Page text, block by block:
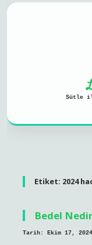
Sütle
Etiket: 2024
Bedel
Tarih: Ekim 17, 2024